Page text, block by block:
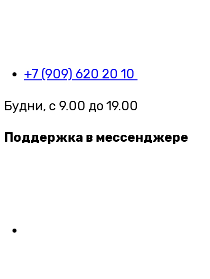
+7 (909) 620 20 10
Будни, с 9.00 до 19.00
Поддержка в мессенджере